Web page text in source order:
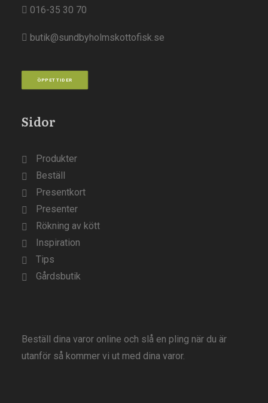
016-35 30 70
butik@sundbyholmskottofisk.se
ÖPPETTIDER
Sidor
Produkter
Beställ
Presentkort
Presenter
Rökning av kött
Inspiration
Tips
Gårdsbutik
Beställ dina varor online och slå en pling när du är
utanför så kommer vi ut med dina varor.